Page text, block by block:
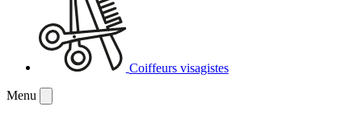
Coiffeurs visagistes
Menu